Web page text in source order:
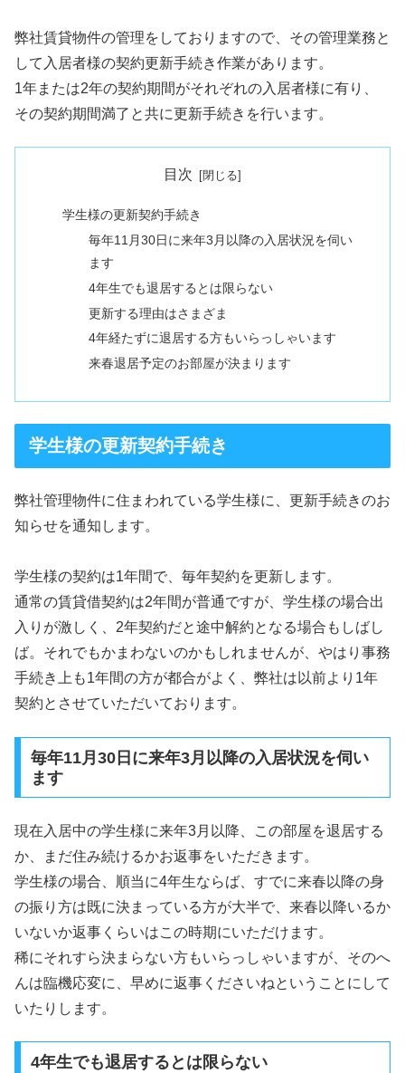
弊社賃貸物件の管理をしておりますので、その管理業務と
して入居者様の契約更新手続き作業があります。
1年または2年の契約期間がそれぞれの入居者様に有り、
その契約期間満了と共に更新手続きを行います。
目次
学生様の更新契約手続き
毎年11月30日に来年3月以降の入居状況を伺い
ます
4年生でも退居するとは限らない
更新する理由はさまざま
4年経たずに退居する方もいらっしゃいます
来春退居予定のお部屋が決まります
学生様の更新契約手続き
弊社管理物件に住まわれている学生様に、更新手続きのお
知らせを通知します。
学生様の契約は1年間で、毎年契約を更新します。
通常の賃貸借契約は2年間が普通ですが、学生様の場合出
入りが激しく、2年契約だと途中解約となる場合もしばし
ば。それでもかまわないのかもしれませんが、やはり事務
手続き上も1年間の方が都合がよく、弊社は以前より1年
契約とさせていただいております。
毎年11月30日に来年3月以降の入居状況を伺い
ます
現在入居中の学生様に来年3月以降、この部屋を退居する
か、まだ住み続けるかお返事をいただきます。
学生様の場合、順当に4年生ならば、すでに来春以降の身
の振り方は既に決まっている方が大半で、来春以降いるか
いないか返事くらいはこの時期にいただけます。
稀にそれすら決まらない方もいらっしゃいますが、そのへ
んは臨機応変に、早めに返事くださいねということにして
いたりします。
4年生でも退居するとは限らない